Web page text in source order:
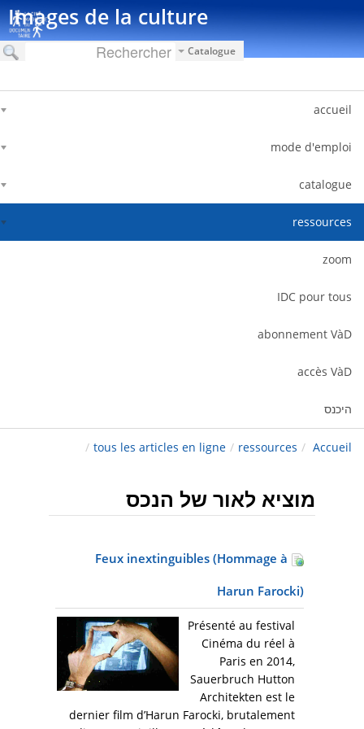
Images de la culture
Catalogue
accueil
mode d'emploi
catalogue
ressources
zoom
IDC pour tous
abonnement VàD
accès VàD
היכנס
Accueil
/
ressources
/
tous les articles en ligne
/
מוציא לאור של הנכס
Feux inextinguibles (Hommage à
Harun Farocki)
Présenté au festival
Cinéma du réel à
Paris en 2014,
Sauerbruch Hutton
Architekten est le
dernier film d’Harun Farocki, brutalement